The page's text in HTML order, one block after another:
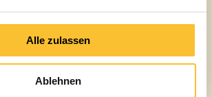
Alle zulassen
Ablehnen
FRAU (M/W/D)